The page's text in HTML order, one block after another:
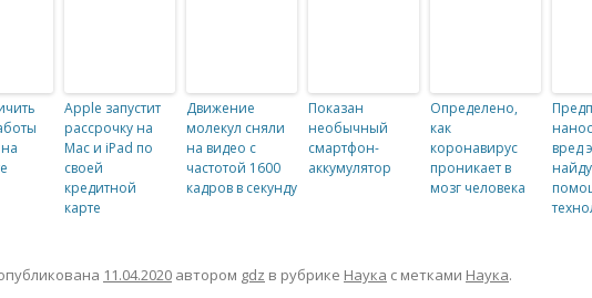
Apple запустит
рассрочку на
Mac и iPad по
своей
кредитной
карте
Движение
молекул сняли
на видео с
частотой 1600
кадров в секунду
Показан
необычный
смартфон-
аккумулятор
Определено,
как
коронавирус
проникает в
мозг человека
вред
11.04.2020 автором gdz в рубрике Наука с метками Наука.